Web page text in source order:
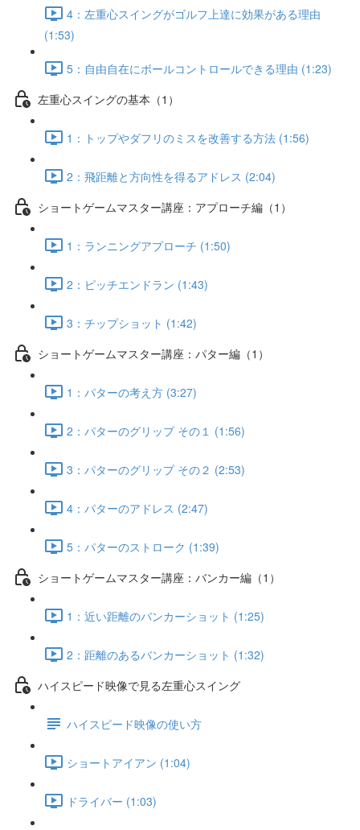
4：左重心スイングがゴルフ上達に効果がある理由
(1:53)
5：自由自在にボールコントロールできる理由 (1:23)
左重心スイングの基本（1）
1：トップやダフリのミスを改善する方法 (1:56)
2：飛距離と方向性を得るアドレス (2:04)
ショートゲームマスター講座：アプローチ編（1）
1：ランニングアプローチ (1:50)
2：ピッチエンドラン (1:43)
3：チップショット (1:42)
ショートゲームマスター講座：パター編（1）
1：パターの考え方 (3:27)
2：パターのグリップ その１ (1:56)
3：パターのグリップ その２ (2:53)
4：パターのアドレス (2:47)
5：パターのストローク (1:39)
ショートゲームマスター講座：バンカー編（1）
1：近い距離のバンカーショット (1:25)
2：距離のあるバンカーショット (1:32)
ハイスピード映像で見る左重心スイング
ハイスピード映像の使い方
ショートアイアン (1:04)
ドライバー (1:03)